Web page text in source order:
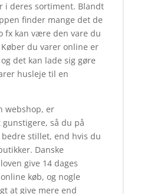
i deres sortiment. Blandt
finder mange det de
fx kan være den vare du
du varer online er
det kan lade sig gøre
husleje til en
webshop, er
så du på
stillet, end hvis du
Danske
give 14 dages
køb, og nogle
at give mere end